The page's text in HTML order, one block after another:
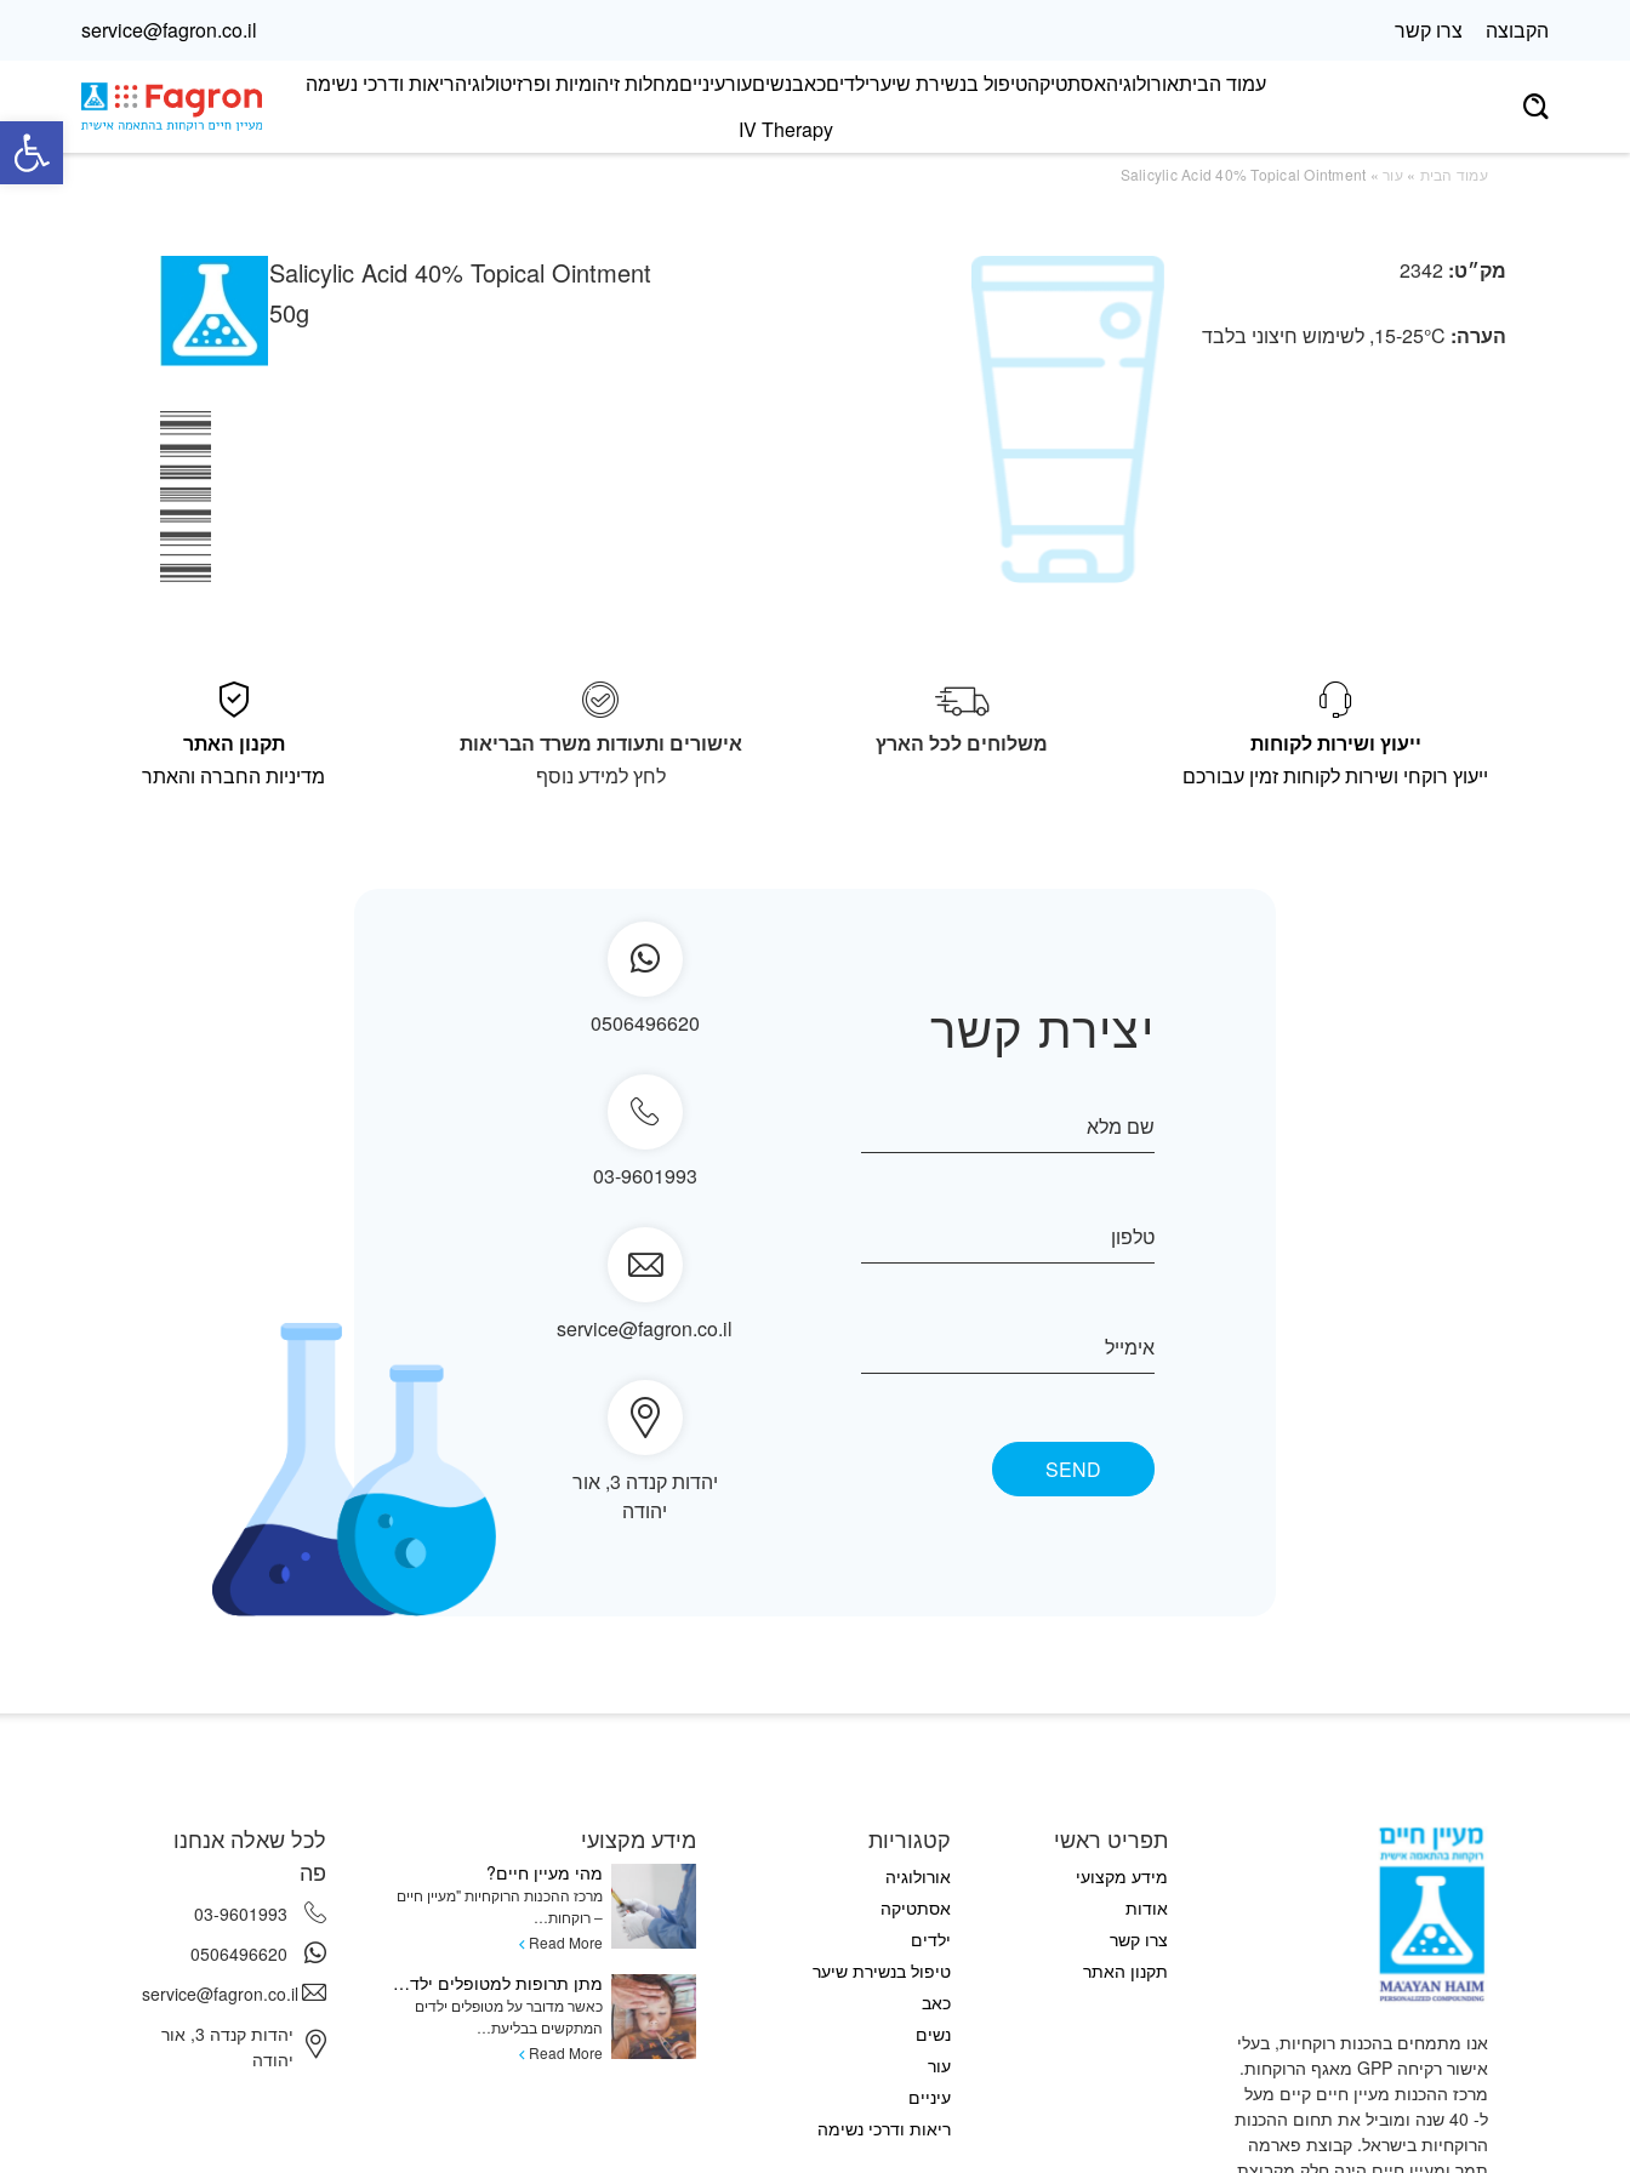
הקבוצה צרו קשר
service@fagron.co.il
עמוד הביתאורולוגיהאסתטיקהטיפול בנשירת שיערילדיםכאבנשיםעורעינייםמחלות זיהומיות ופרזיטולוגיהריאות ודרכי נשימה
IV Therapy
עמוד הבית » עור» Salicylic Acid 40% Topical Ointment
Salicylic Acid 40% Topical Ointment
50g
מק״ט: 2342
הערה: 15-25°C, לשימוש חיצוני בלבד
ייעוץ ושירות לקוחות
ייעוץ רוקחי ושירות לקוחות זמין עבורכם
משלוחים לכל הארץ
אישורים ותעודות משרד הבריאות
לחץ למידע נוסף
תקנון האתר
מדיניות החברה והאתר
יצירת קשר 0506496620
03-9601993
service@fagron.co.il
יהדות קנדה 3, אור
יהודה
אנו מתמחים בהכנות רוקחיות, בעלי
אישור רקיחה GPP מאגף הרוקחות.
מרכז ההכנות מעיין חיים קיים מעל
ל- 40 שנה ומוביל את תחום ההכנות
הרוקחיות בישראל. קבוצת פארמה
תפריט ראשי
מידע מקצועי
אודות
צרו קשר
תקנון האתר
קטגוריות
אורולוגיה
אסתטיקה
ילדים
טיפול בנשירת שיער
כאב
נשים
עור
עיניים
ריאות ודרכי נשימה
מידע מקצועי
מהי מעיין חיים?
מרכז ההכנות הרוקחיות "מעיין חיים
– רוקחות…
Read More
מתן תרופות למטופלים ילדים המתקשים בשימוש בכדורים ומהן האלטרנטיבות
כאשר מדובר על מטופלים ילדים
המתקשים בבליעת…
Read More
לכל שאלה אנחנו
פה
03-9601993
0506496620
service@fagron.co.il
יהדות קנדה 3, אור
יהודה